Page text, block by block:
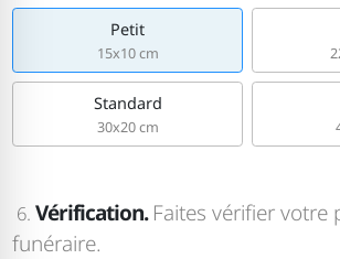
Petit
15x10 cm
Standard
30x20 cm
6. Vérification. Faites vérifier votre
funéraire.